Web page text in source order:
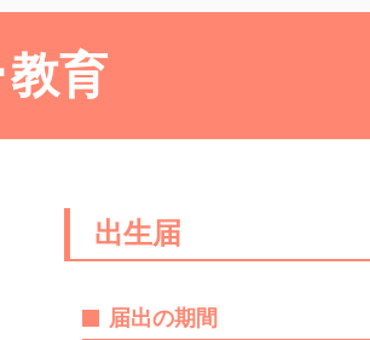
育
出生届
届出の期間